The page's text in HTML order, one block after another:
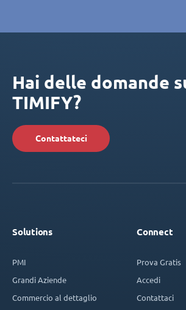
Hai delle domande
TIMIFY?
Contattateci
Solutions
PMI
Grandi Aziende
Commercio al dettaglio
Connect
Prova Gratis
Accedi
Contattaci